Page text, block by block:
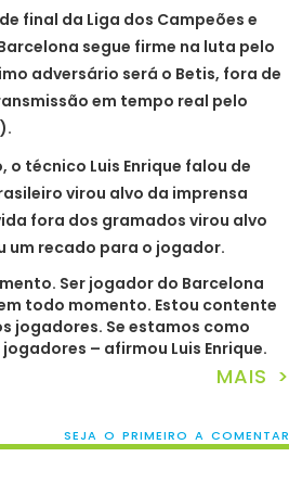
final da Liga dos Campeões e
segue firme na luta pelo
adversário será o Betis, fora de
em tempo real pelo
o técnico Luis Enrique falou de
virou alvo da imprensa
fora dos gramados virou alvo
um recado para o jogador.
Ser jogador do Barcelona
todo momento. Estou contente
jogadores. Se estamos como
– afirmou Luis Enrique.
MAIS >
SEJA O PRIMEIRO A COMENTAR